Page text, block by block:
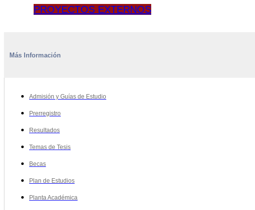
PROYECTOS EXTERNOS
Más Información
Admisión y Guías de Estudio
Prerregistro
Resultados
Temas de Tesis
Becas
Plan de Estudios
Planta Académica